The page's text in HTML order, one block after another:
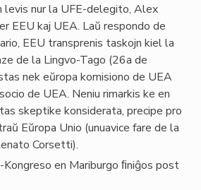
levis nur la UFE-delegito, Alex
EEU kaj UEA. Laŭ respondo de
EEU transprenis taskojn kiel la
de la Lingvo-Tago (26a de
nek eŭropa komisiono de UEA
de UEA. Neniu rimarkis ke en
skeptike konsiderata, precipe pro
Eŭropa Unio (unuavice fare de la
Corsetti).
en Mariburgo ﬁniĝos post